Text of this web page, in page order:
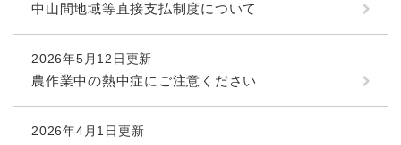
中山間地域等直接支払制度について
2026年5月12日更新
農作業中の熱中症にご注意ください
2026年4月1日更新